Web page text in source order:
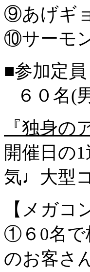
⑨あげギ
⑩サーモ
■参加定員
６０名(
『独身
開催日の
気♩大型
【メガコ
①６0名で
のお客さ